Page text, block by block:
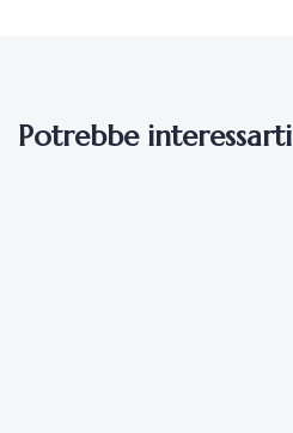
Potrebbe interessarti